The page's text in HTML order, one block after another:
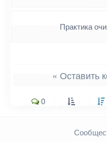
Практика
« Оставить
0